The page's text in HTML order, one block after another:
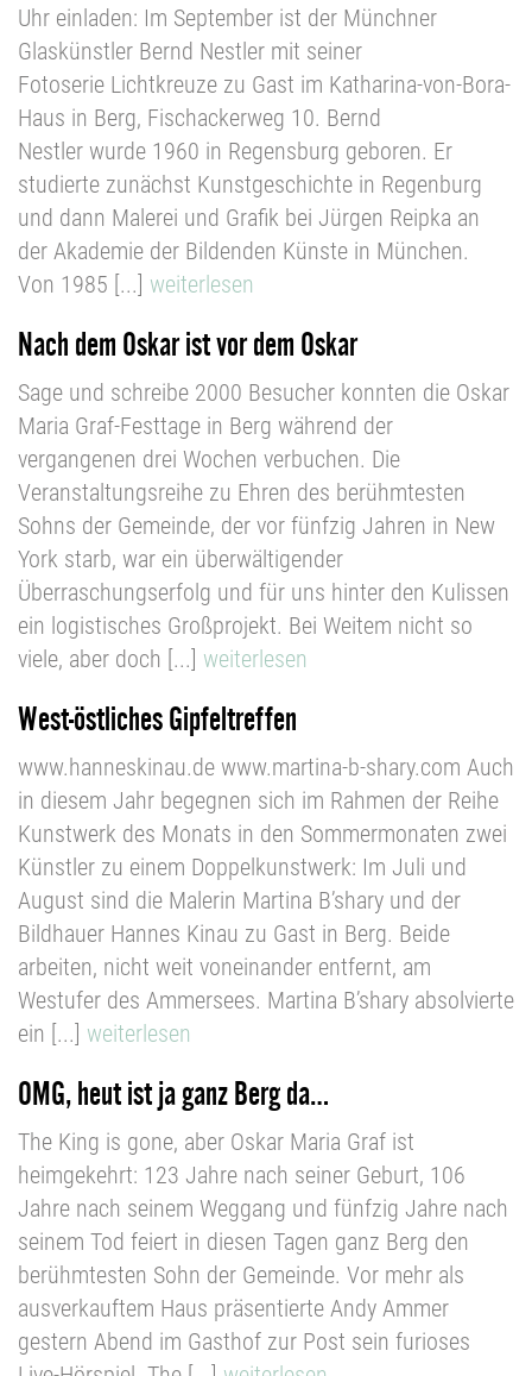
Uhr einladen: Im September ist der Münchner
Glaskünstler Bernd Nestler mit seiner
Fotoserie Lichtkreuze zu Gast im Katharina-von-Bora-
Haus in Berg, Fischackerweg 10. Bernd
Nestler wurde 1960 in Regensburg geboren. Er
studierte zunächst Kunstgeschichte in Regenburg
und dann Malerei und Grafik bei Jürgen Reipka an
der Akademie der Bildenden Künste in München.
Von 1985 [...] weiterlesen
Nach dem Oskar ist vor dem Oskar
Sage und schreibe 2000 Besucher konnten die Oskar
Maria Graf-Festtage in Berg während der
vergangenen drei Wochen verbuchen. Die
Veranstaltungsreihe zu Ehren des berühmtesten
Sohns der Gemeinde, der vor fünfzig Jahren in New
York starb, war ein überwältigender
Überraschungserfolg und für uns hinter den Kulissen
ein logistisches Großprojekt. Bei Weitem nicht so
viele, aber doch [...] weiterlesen
West-östliches Gipfeltreffen
www.hanneskinau.de www.martina-b-shary.com Auch
in diesem Jahr begegnen sich im Rahmen der Reihe
Kunstwerk des Monats in den Sommermonaten zwei
Künstler zu einem Doppelkunstwerk: Im Juli und
August sind die Malerin Martina B’shary und der
Bildhauer Hannes Kinau zu Gast in Berg. Beide
arbeiten, nicht weit voneinander entfernt, am
Westufer des Ammersees. Martina B’shary absolvierte
ein [...] weiterlesen
OMG, heut ist ja ganz Berg da…
The King is gone, aber Oskar Maria Graf ist
heimgekehrt: 123 Jahre nach seiner Geburt, 106
Jahre nach seinem Weggang und fünfzig Jahre nach
seinem Tod feiert in diesen Tagen ganz Berg den
berühmtesten Sohn der Gemeinde. Vor mehr als
ausverkauftem Haus präsentierte Andy Ammer
gestern Abend im Gasthof zur Post sein furioses